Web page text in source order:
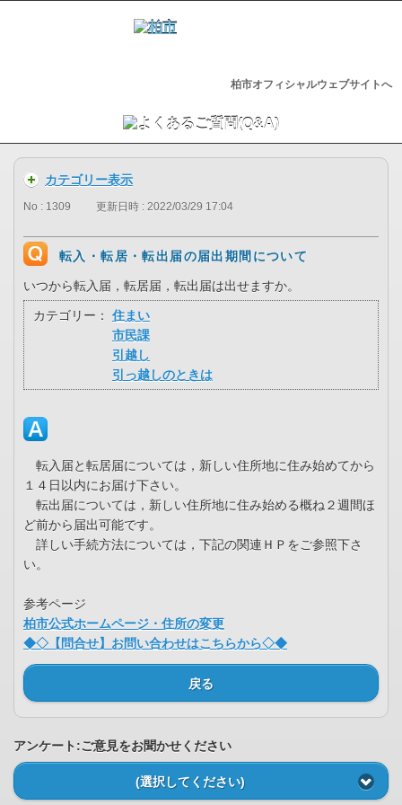
柏市オフィシャルウェブサイトへ
カテゴリー表示
No : 1309 更新日時 : 2022/03/29 17:04
転入・転居・転出届の届出期間について
いつから転入届，転居届，転出届は出せますか。
カテゴリー：
住まい
市民課
引越し
引っ越しのときは
転入届と転居届については，新しい住所地に住み始めてから
１４日以内にお届け下さい。
転出届については，新しい住所地に住み始める概ね２週間ほ
ど前から届出可能です。
詳しい手続方法については，下記の関連ＨＰをご参照下さ
い。
参考ページ
柏市公式ホームページ・住所の変更
◆◇【問合せ】お問い合わせはこちらから◇◆
戻る
アンケート:ご意見をお聞かせください
(選択してください)